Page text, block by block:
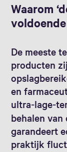
Waarom
De meeste
producten
en
behalen
garandeert
praktijk